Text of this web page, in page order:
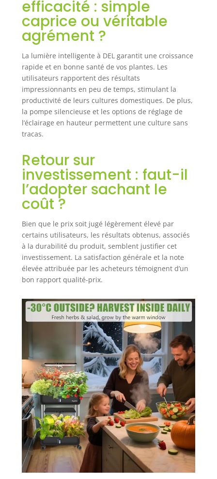
considérablement
la croissance des
plantes
pour la culture
d'une grande
variété de plantes
telles que les
herbes
aromatiques, les
tomates, les
poivrons, etc.
Avec la fonction
de minuterie à
mémoire de cycle
s’allumera et
s’éteindra
automatiquement
chaque jour après
le réglage. Il existe
de 16 h (16 h
allumé, 8 h éteint)
ou 22 h (22 h
allumé, 2 h éteint)
à choisir. Les
lampes de
croissance pour
plantes
s’allumeront et
s’éteindront
automatiquement
chaque jour selon
vos paramètres,
elles prendront
également soin de
vos plantes
chaque jour
même si vous
efficacité : simple
caprice ou véritable
agrément ?
La lumière intelligente à DEL garantit une croissance
rapide et en bonne santé de vos plantes. Les
utilisateurs rapportent des résultats
impressionnants en peu de temps, stimulant la
productivité de leurs cultures domestiques. De plus,
la pompe silencieuse et les options de réglage de
l’éclairage en hauteur permettent une culture sans
tracas.
Retour sur
investissement : faut-il
l’adopter sachant le
coût ?
Bien que le prix soit jugé légèrement élevé par
certains utilisateurs, les résultats obtenus, associés
à la durabilité du produit, semblent justifier cet
investissement. La satisfaction générale et la note
élevée attribuée par les acheteurs témoignent d’un
bon rapport qualité-prix.